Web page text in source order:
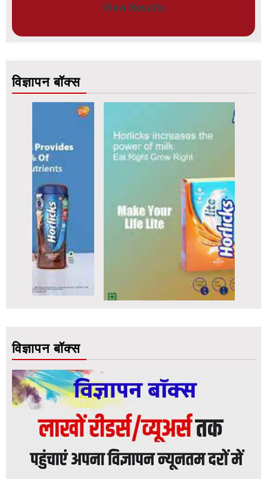
View Results
विज्ञापन बॉक्स
विज्ञापन बॉक्स